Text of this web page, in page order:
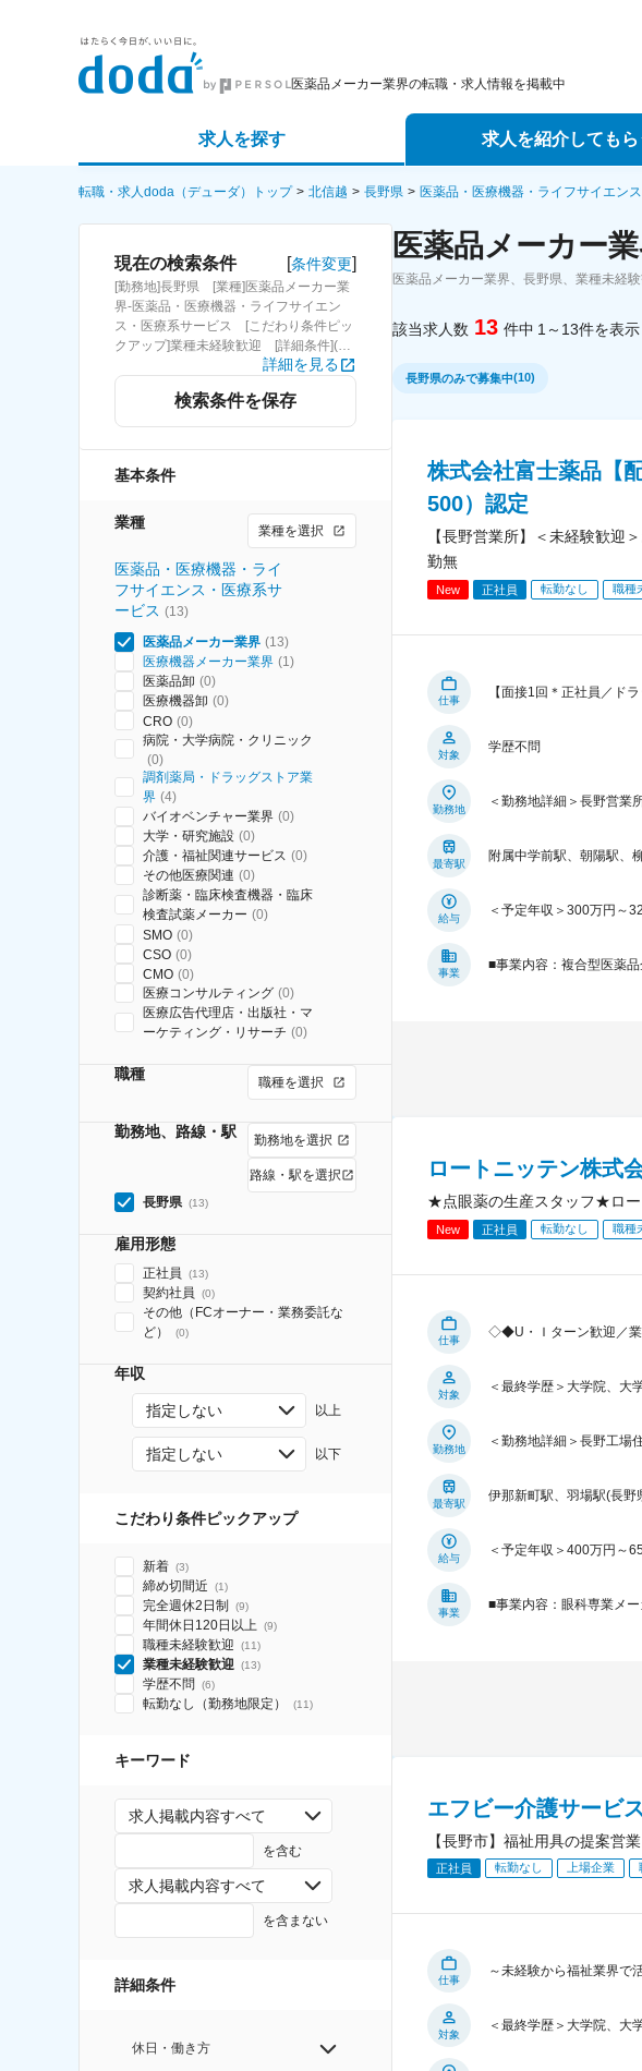
医薬品メーカー業界の転職・求人情報を掲載中
求人を探す
詳細条件から探す
求人特集から探す
求人を紹介してもら
エージェントサービス
スカウトサービス
転職・求人doda（デューダ）トップ 北信越 長野県 医薬品・医療機器・ライフサイエン
現在の検索条件 [条件変更]
[勤務地]長野県 [業種]医薬品メーカー業
界-医薬品・医療機器・ライフサイエン
ス・医療系サービス [こだわり条件ピッ
クアップ]業種未経験歓迎 [詳細条件](募
集・採用情報)業種未経験歓迎詳細を見る
検索条件を保存
基本条件
業種 業種を選択
医薬品・医療機器・ライ
フサイエンス・医療系サ
ービス (13)
医薬品メーカー業界 (13)
医療機器メーカー業界 (1)
医薬品卸 (0)
医療機器卸 (0)
CRO (0)
病院・大学病院・クリニック
(0)
調剤薬局・ドラッグストア業
界 (4)
バイオベンチャー業界 (0)
大学・研究施設 (0)
介護・福祉関連サービス (0)
その他医療関連 (0)
診断薬・臨床検査機器・臨床
検査試薬メーカー (0)
SMO (0)
CSO (0)
CMO (0)
医療コンサルティング (0)
医療広告代理店・出版社・マ
ーケティング・リサーチ (0)
職種 職種を選択
勤務地、路線・駅 勤務地を選択
路線・駅を選択
長野県 (13)
雇用形態
正社員 (13)
契約社員 (0)
その他（FCオーナー・業務委託な
ど）
(0)
年収
指定しない 以上
指定しない 以下
こだわり条件ピックアップ
新着 (3)
締め切間近 (1)
完全週休2日制 (9)
年間休日120日以上 (9)
職種未経験歓迎 (11)
業種未経験歓迎 (13)
学歴不問 (6)
転勤なし（勤務地限定） (11)
キーワード
求人掲載内容すべて
を含む
求人掲載内容すべて
を含まない
詳細条件
休日・働き方
医薬品メーカー
医薬品メーカー業界、長野県、業種未経
該当求人数 13 件中 1～13件を表示
長野県のみで募集中(10)
株式会社富士薬品【
500）認定
【長野営業所】＜未経験歓
勤無
New 正社員 転勤なし 職種
仕事
【面接1回＊正社員／ド
対象
学歴不問
勤務地
＜勤務地詳細＞長野営業
最寄駅
附属中学前駅、朝陽駅、
給与
＜予定年収＞300万円～
事業
■事業内容：複合型医薬
ロートニッテン株式
★点眼薬の生産スタッフ★ロー
New 正社員 転勤なし 職種
仕事
◇◆U・Ｉターン歓迎／業
対象
＜最終学歴＞大学院、大
勤務地
＜勤務地詳細＞長野工場
最寄駅
伊那新町駅、羽場駅(長野
給与
＜予定年収＞400万円～
事業
■事業内容：眼科専業メ
エフビー介護サービ
【長野市】福祉用具の提案営
正社員 転勤なし 上場企業
仕事
～未経験から福祉業界で
対象
＜最終学歴＞大学院、大